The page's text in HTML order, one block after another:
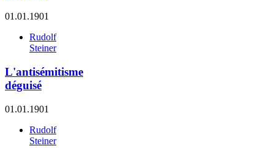
01.01.1901
Rudolf
Steiner
L'antisémitisme
déguisé
01.01.1901
Rudolf
Steiner